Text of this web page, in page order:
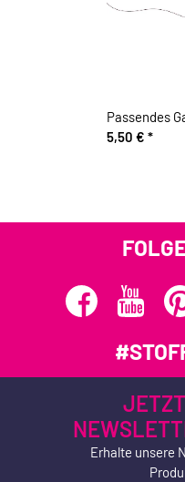
Passendes
5,50 € *
Erhalte unsere